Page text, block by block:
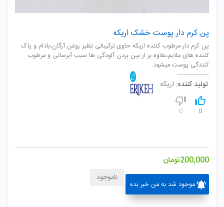
پن کرم دار پوست خشک اریکه
پن کرم دار مرطوب کننده اریکه حاوی ترکیباتی نظیر روغن آرگان،بادام و پاک
کننده های ملایم،علاوه بر از بین بردن آلودگی ها سبب آبرسانی و مرطوب
کنندگی پوست میشود.
تولید کننده: اریکه
0
0
200,000تومان
موجود شد به من خبر بده
ناموجود